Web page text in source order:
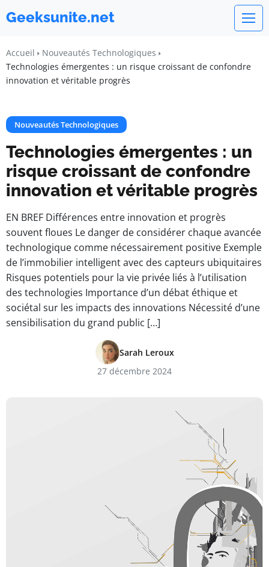
Geeksunite.net
Accueil
Nouveautés Technologiques
Technologies émergentes : un risque croissant de confondre
innovation et véritable progrès
Nouveautés Technologiques
Technologies émergentes : un
risque croissant de confondre
innovation et véritable progrès
EN BREF Différences entre innovation et progrès
souvent floues Le danger de considérer chaque avancée
technologique comme nécessairement positive Exemple
de l’immobilier intelligent avec des capteurs ubiquitaires
Risques potentiels pour la vie privée liés à l’utilisation
des technologies Importance d’un débat éthique et
sociétal sur les impacts des innovations Nécessité d’une
sensibilisation du grand public […]
Sarah Leroux
27 décembre 2024